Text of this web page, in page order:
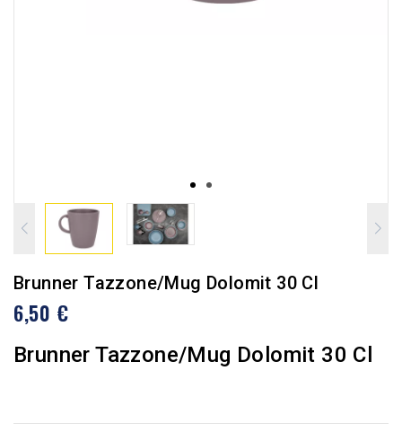
Brunner Tazzone/mug Dolomit 30 Cl
6,50 €
Brunner Tazzone/mug Dolomit 30 Cl